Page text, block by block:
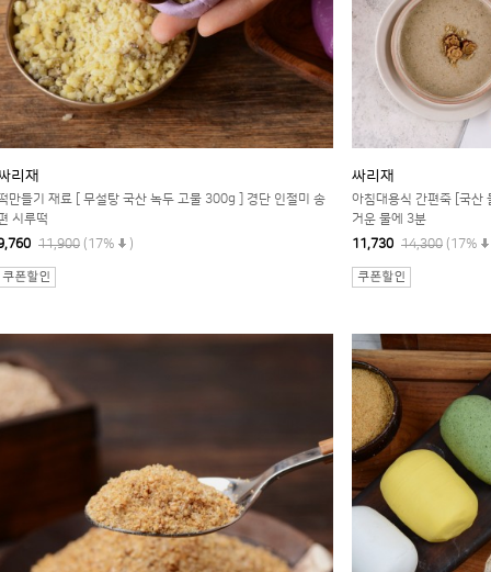
리재
만들기 재료 [ 무설탕 국산 녹두 고물 300g ] 경단 인절미 송
시루떡
11,900 (17% )
싸리재
아침대용식 간편죽 [국산
거운 물에 3분
11,730 14,300 (17%